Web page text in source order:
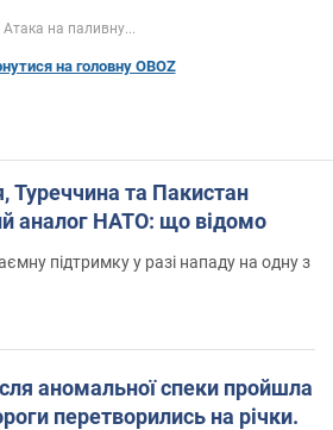
Атака на паливну...
на головну OBOZ
Туреччина та Пакистан
аналог НАТО: що відомо
підтримку у разі нападу на одну з
аномальної спеки пройшла
перетворились на річки.